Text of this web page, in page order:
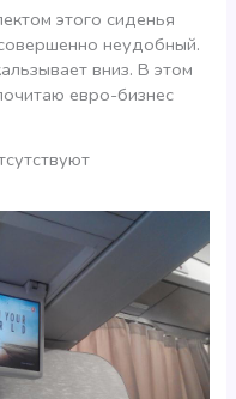
этого сиденья
неудобный.
вниз. В этом
евро-бизнес